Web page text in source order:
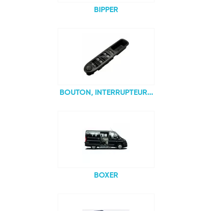
BIPPER
BOUTON, INTERRUPTEUR...
BOXER